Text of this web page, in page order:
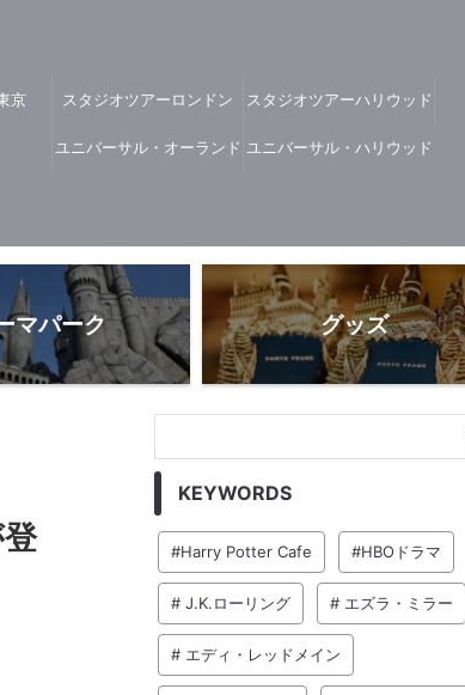
京 スタジオツアーロンドン スタジオツアーハリウッド
ユニバーサル・オーランド ユニバーサル・ハリウッド
マパーク グッズ
KEYWORDS
#Harry Potter Cafe #HBOドラマ
# J.K.ローリング # エズラ・ミラー
# エディ・レッドメイン